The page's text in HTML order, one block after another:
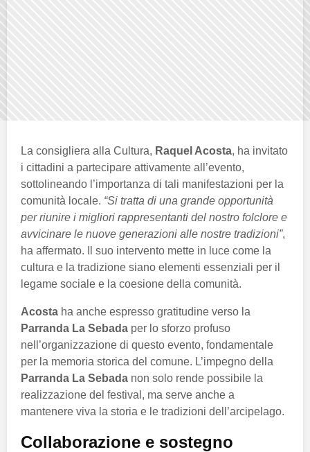
La consigliera alla Cultura, Raquel Acosta, ha invitato
i cittadini a partecipare attivamente all’evento,
sottolineando l’importanza di tali manifestazioni per la
comunità locale. “Si tratta di una grande opportunità
per riunire i migliori rappresentanti del nostro folclore e
avvicinare le nuove generazioni alle nostre tradizioni”,
ha affermato. Il suo intervento mette in luce come la
cultura e la tradizione siano elementi essenziali per il
legame sociale e la coesione della comunità.
Acosta ha anche espresso gratitudine verso la
Parranda La Sebada per lo sforzo profuso
nell’organizzazione di questo evento, fondamentale
per la memoria storica del comune. L’impegno della
Parranda La Sebada non solo rende possibile la
realizzazione del festival, ma serve anche a
mantenere viva la storia e le tradizioni dell’arcipelago.
Collaborazione e sostegno